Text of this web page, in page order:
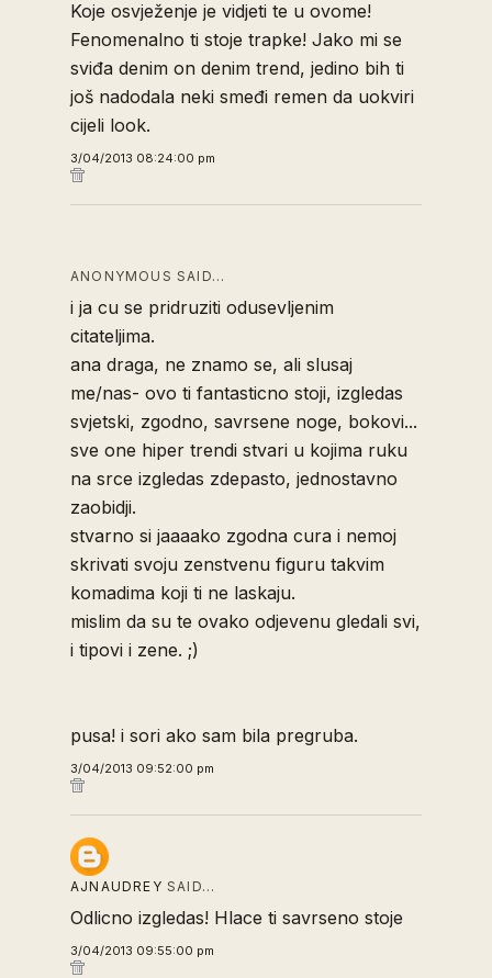
Koje osvježenje je vidjeti te u ovome!
Fenomenalno ti stoje trapke! Jako mi se
sviđa denim on denim trend, jedino bih ti
još nadodala neki smeđi remen da uokviri
cijeli look.
3/04/2013 08:24:00 pm
ANONYMOUS SAID…
i ja cu se pridruziti odusevljenim
citateljima.
ana draga, ne znamo se, ali slusaj
me/nas- ovo ti fantasticno stoji, izgledas
svjetski, zgodno, savrsene noge, bokovi...
sve one hiper trendi stvari u kojima ruku
na srce izgledas zdepasto, jednostavno
zaobidji.
stvarno si jaaaako zgodna cura i nemoj
skrivati svoju zenstvenu figuru takvim
komadima koji ti ne laskaju.
mislim da su te ovako odjevenu gledali svi,
i tipovi i zene. ;)
pusa! i sori ako sam bila pregruba.
3/04/2013 09:52:00 pm
AJNAUDREY SAID…
Odlicno izgledas! Hlace ti savrseno stoje
3/04/2013 09:55:00 pm